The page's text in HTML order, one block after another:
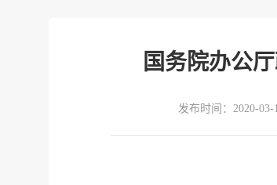
国务院办公
发布时间： 2020-03-